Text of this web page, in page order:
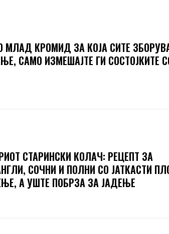
МЛАД КРОМИД ЗА КОЈА СИТЕ
САМО ИЗМЕШАЈТЕ ГИ СОСТОЈКИТЕ
СТАРИНСКИ КОЛАЧ: РЕЦЕПТ ЗА
СОЧНИ И ПОЛНИ СО ЈАТКАСТИ
А УШТЕ ПОБРЗА ЗА ЈАДЕЊЕ